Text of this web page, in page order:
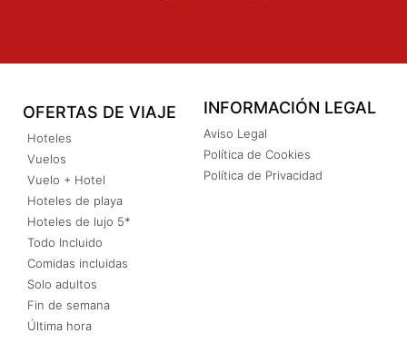
OFERTAS DE VIAJE
Hoteles
Vuelos
Vuelo + Hotel
Hoteles de playa
Hoteles de lujo 5*
Todo Incluido
Comidas incluidas
Solo adultos
Fin de semana
Última hora
INFORMACIÓN LEGAL
Aviso Legal
Política de Cookies
Política de Privacidad